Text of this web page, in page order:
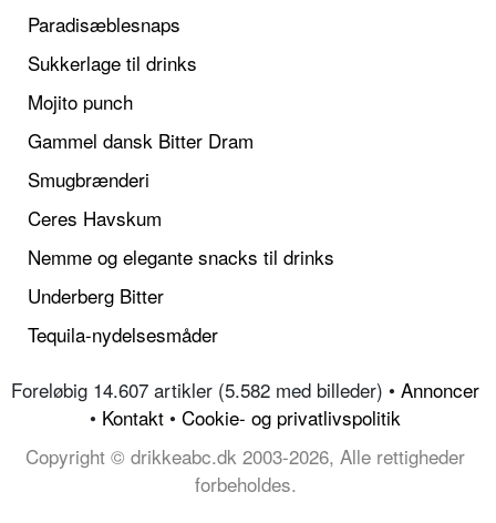
Paradisæblesnaps
Sukkerlage til drinks
Mojito punch
Gammel dansk Bitter Dram
Smugbrænderi
Ceres Havskum
Nemme og elegante snacks til drinks
Underberg Bitter
Tequila-nydelsesmåder
Foreløbig 14.607 artikler (5.582 med billeder) • Annoncer
• Kontakt • Cookie- og privatlivspolitik
Copyright © drikkeabc.dk 2003-2026, Alle rettigheder
forbeholdes.